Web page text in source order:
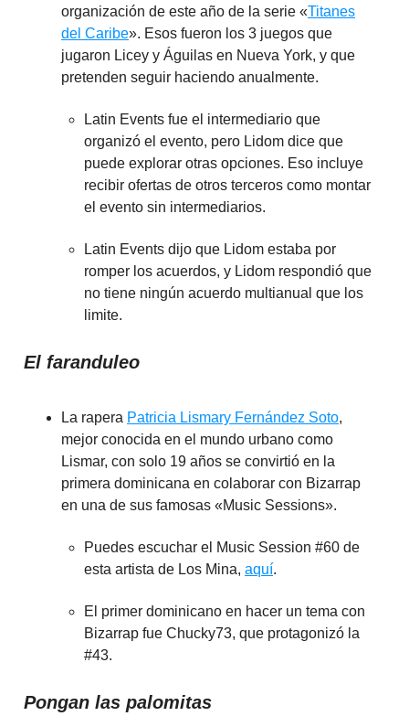
organización de este año de la serie «Titanes
del Caribe». Esos fueron los 3 juegos que
jugaron Licey y Águilas en Nueva York, y que
pretenden seguir haciendo anualmente.
Latin Events fue el intermediario que
organizó el evento, pero Lidom dice que
puede explorar otras opciones. Eso incluye
recibir ofertas de otros terceros como montar
el evento sin intermediarios.
Latin Events dijo que Lidom estaba por
romper los acuerdos, y Lidom respondió que
no tiene ningún acuerdo multianual que los
limite.
El faranduleo
La rapera Patricia Lismary Fernández Soto,
mejor conocida en el mundo urbano como
Lismar, con solo 19 años se convirtió en la
primera dominicana en colaborar con Bizarrap
en una de sus famosas «Music Sessions».
Puedes escuchar el Music Session #60 de
esta artista de Los Mina, aquí.
El primer dominicano en hacer un tema con
Bizarrap fue Chucky73, que protagonizó la
#43.
Pongan las palomitas